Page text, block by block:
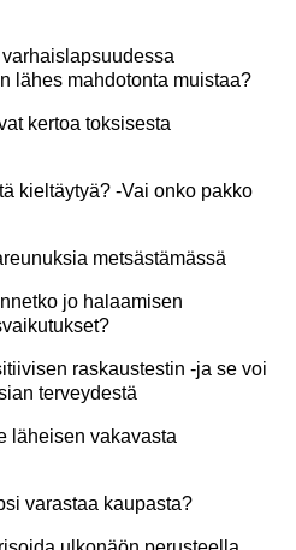
lähes mahdotonta muistaa?
kertoa toksisesta
kieltäytyä? -Vai onko pakko
metsästämässä
jo halaamisen
raskaustestin -ja se voi
terveydestä
läheisen vakavasta
varastaa kaupasta?